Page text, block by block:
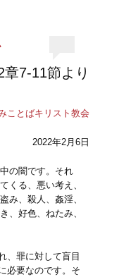
7-11節より
ことばキリスト教会
2022年2月6日
の闇です。それ
くる、悪い考え、
み、殺人、姦淫、
、好色、ねたみ、
、罪に対して盲目
必要なのです。そ